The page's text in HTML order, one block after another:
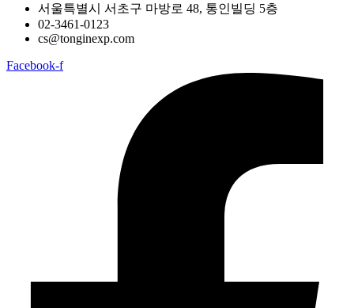
서울특별시 서초구 마방로 48, 통인빌딩 5층
02-3461-0123
cs@tonginexp.com
Facebook-f